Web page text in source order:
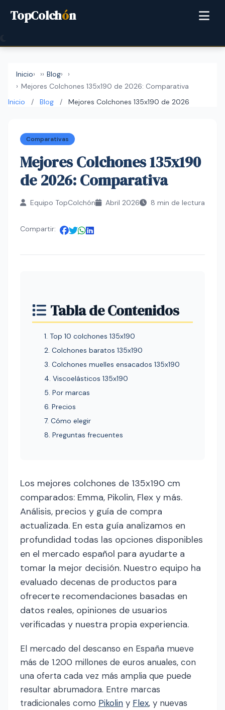
TopColchón
Inicio › Blog
›
Mejores Colchones 135x190 de 2026: Comparativa
Inicio
/ Blog / Mejores Colchones 135x190 de 2026
Comparativas
Mejores Colchones 135x190
de 2026: Comparativa
Equipo TopColchón Abril 2026 8 min de lectura
Compartir:
Tabla de Contenidos
1. Top 10 colchones 135x190
2. Colchones baratos 135x190
3. Colchones muelles ensacados 135x190
4. Viscoelásticos 135x190
5. Por marcas
6. Precios
7. Cómo elegir
8. Preguntas frecuentes
Los mejores colchones de 135x190 cm
comparados: Emma, Pikolin, Flex y más.
Análisis, precios y guía de compra
actualizada. En esta guía analizamos en
profundidad todas las opciones disponibles
en el mercado español para ayudarte a
tomar la mejor decisión. Nuestro equipo ha
evaluado decenas de productos para
ofrecerte recomendaciones basadas en
datos reales, opiniones de usuarios
verificadas y nuestra propia experiencia.
El mercado del descanso en España mueve
más de 1.200 millones de euros anuales, con
una oferta cada vez más amplia que puede
resultar abrumadora. Entre marcas
tradicionales como Pikolin y Flex, y nuevas